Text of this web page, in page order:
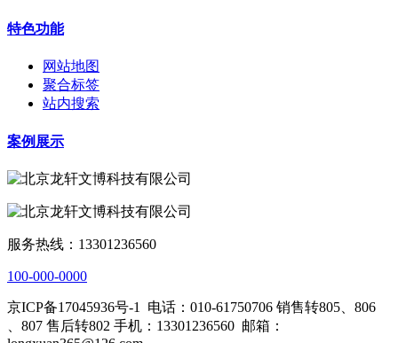
特色功能
网站地图
聚合标签
站内搜索
案例展示
服务热线：13301236560
100-000-0000
京ICP备17045936号-1
电话：010-61750706 销售转805、806
、807 售后转802 手机：13301236560 邮箱：